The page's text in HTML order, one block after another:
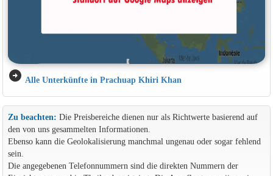
arrow_circle_right Alle Unterkünfte in Prachuap Khiri Khan
Zu beachten: Die Preisbereiche dienen nur als Richtwerte basierend auf
den von uns gesammelten Informationen.
Ebenso kann die Geolokalisierung manchmal ungenau oder sogar fehlend
sein.
Die angegebenen Telefonnummern sind die direkten Nummern der